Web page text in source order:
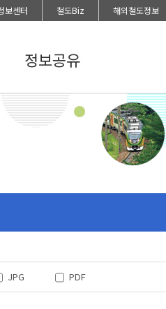
보센터 철도Biz 해외철도정보
정보공유
JPG PDF